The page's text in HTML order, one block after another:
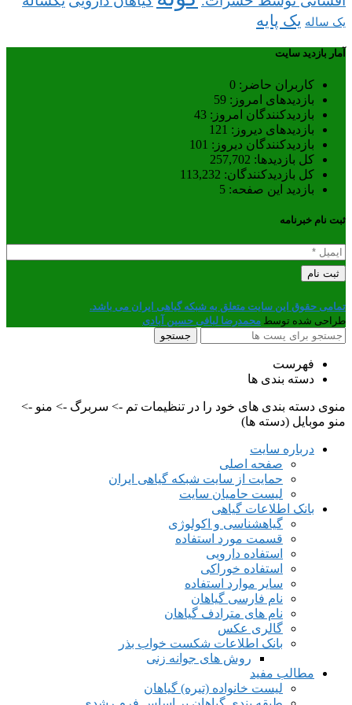
یک ساله یک پایه
آمار بازدید سایت
کاربران حاضر: 0
بازدیدهای امروز: 59
بازدیدکنندگان امروز: 43
بازدیدهای دیروز: 121
بازدیدکنندگان دیروز: 101
کل بازدیدها: 257,702
کل بازدیدکنند‌گان: 113,232
بازدید این صفحه: 5
ثبت نام خبرنامه
تمامی حقوق این سایت متعلق به شبکه گیاهی ایران می باشد.
طراحی شده توسط محمدرضا لبافی حسین آبادی
جستجو
فهرست
دسته بندی ها
منوی دسته بندی های خود را در تنظیمات تم -> سربرگ -> منو ->
منو موبایل (دسته ها)
درباره سایت
صفحه اصلی
حمایت از سایت شبکه گیاهی ایران
لیست حامیان سایت
بانک اطلاعات گیاهی
گیاهشناسی و اکولوژی
قسمت مورد استفاده
استفاده دارویی
استفاده خوراکی
سایر موارد استفاده
نام فارسی گیاهان
نام های مترادف گیاهان
گالری عکس
بانک اطلاعات شکست خواب بذر
روش های جوانه زنی
مطالب مفید
لیست خانواده (تیره) گیاهان